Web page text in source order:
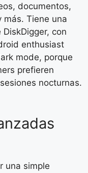
documentos,
más. Tiene una
con
enthusiast
mode, porque
prefieren
nocturnas.
una simple